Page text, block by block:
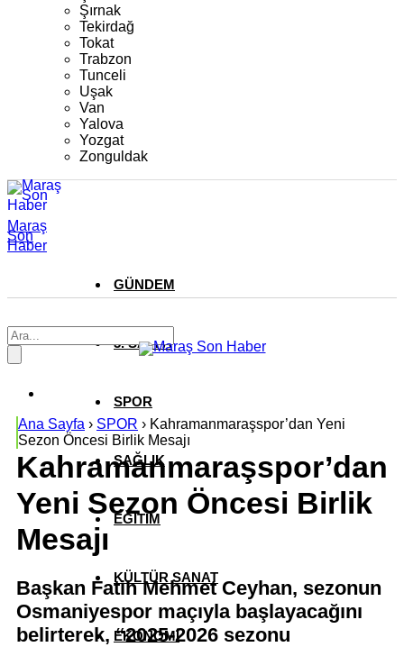
Şırnak
Tekirdağ
Tokat
Trabzon
Tunceli
Uşak
Van
Yalova
Yozgat
Zonguldak
Maraş
Son
Haber
GÜNDEM
3. SAYFA
SPOR
SAĞLIK
EĞİTİM
KÜLTÜR SANAT
EKONOMİ
Ana Sayfa › SPOR › Kahramanmaraşspor’dan Yeni
Sezon Öncesi Birlik Mesajı
Kahramanmaraşspor’dan
Yeni Sezon Öncesi Birlik
Mesajı
Başkan Fatih Mehmet Ceyhan, sezonun
Osmaniyespor maçıyla başlayacağını
belirterek, “2025-2026 sezonu